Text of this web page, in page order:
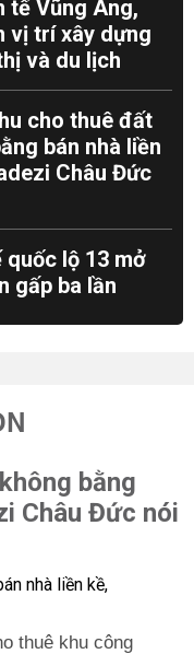
tế Vũng Áng,
vị trí xây dựng
và du lịch
cho thuê đất
bán nhà liền
Châu Đức
quốc lộ 13 mở
gấp ba lần
bằng
Châu Đức nói
thuê khu công